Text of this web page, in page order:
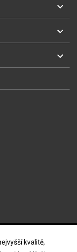
kvalitě,


